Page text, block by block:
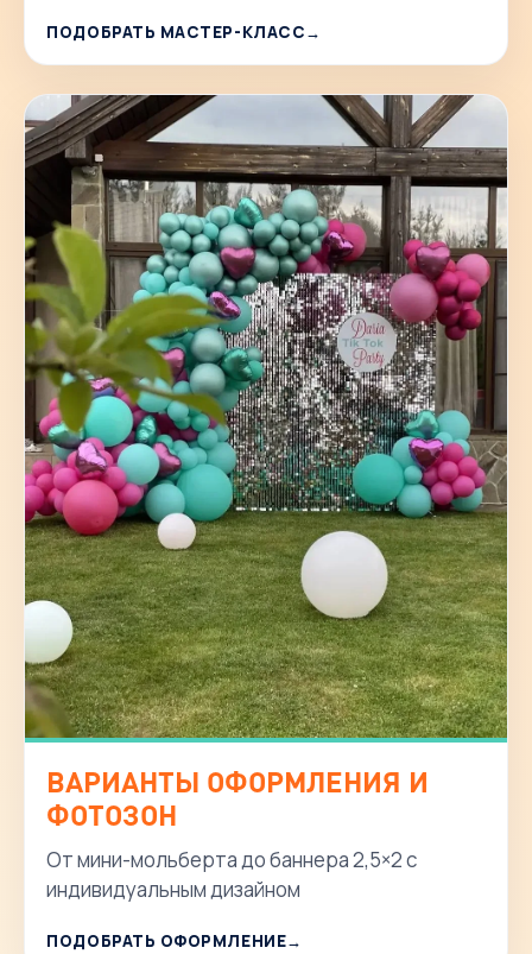
ПОДОБРАТЬ МАСТЕР-КЛАСС→
ВАРИАНТЫ ОФОРМЛЕНИЯ И
ФОТОЗОН
От мини-мольберта до баннера 2,5×2 с
индивидуальным дизайном
ПОДОБРАТЬ ОФОРМЛЕНИЕ→